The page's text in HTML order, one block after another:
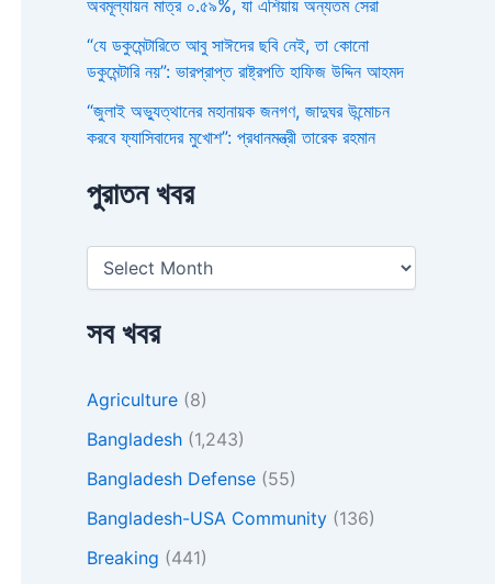
অবমূল্যায়ন মাত্র ০.৫৯%, যা এশিয়ায় অন্যতম সেরা
“যে ডকুমেন্টারিতে আবু সাঈদের ছবি নেই, তা কোনো
ডকুমেন্টারি নয়”: ভারপ্রাপ্ত রাষ্ট্রপতি হাফিজ উদ্দিন আহমদ
“জুলাই অভ্যুত্থানের মহানায়ক জনগণ, জাদুঘর উন্মোচন
করবে ফ্যাসিবাদের মুখোশ”: প্রধানমন্ত্রী তারেক রহমান
পুরাতন খবর
সব খবর
Agriculture (8)
Bangladesh (1,243)
Bangladesh Defense (55)
Bangladesh-USA Community (136)
Breaking (441)